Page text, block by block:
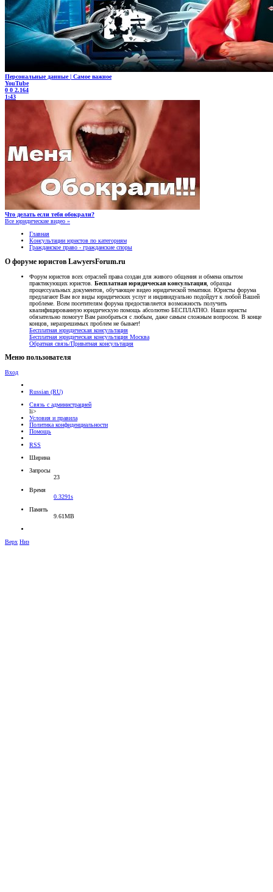
Персональные данные | Самое важное
YouTube
0 0 2.164
1:43
Что делать если тебя обокрали?
Все юридические видео »
Главная
Консультации юристов по категориям
Гражданское право - гражданские споры
О форуме юристов LawyersForum.ru
Форум юристов всех отраслей права создан для живого общения и обмена опытом
практикующих юристов. Бесплатная юридическая консультация , образцы
процессуальных документов, обучающее видео юридической тематики. Юристы форума
предлагают Вам все виды юридических услуг и индивидуально подойдут к любой Вашей
проблеме. Всем посетителям форума предоставляется возможность получить
квалифицированную юридическую помощь абсолютно БЕСПЛАТНО. Наши юристы
обязательно помогут Вам разобраться с любым, даже самым сложным вопросом. В конце
концов, неразрешимых проблем не бывает!
Бесплатная юридическая консультация
Бесплатная юридическая консультация Москва
Обратная связь/Приватная консультация
Меню пользователя
Вход
Russian (RU)
Связь с администрацией
li>
Условия и правила
Политика конфиденциальности
Помощь
RSS
Ширина
Запросы
23
Время
0.3291s
Память
9.61MB
Верх Низ